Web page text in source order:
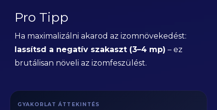
Pro Tipp
Ha maximalizálni akarod az izomnövekedést:
lassítsd a negatív szakaszt (3–4 mp) – ez
brutálisan növeli az izomfeszülést.
GYAKORLAT ÁTTEKINTÉS